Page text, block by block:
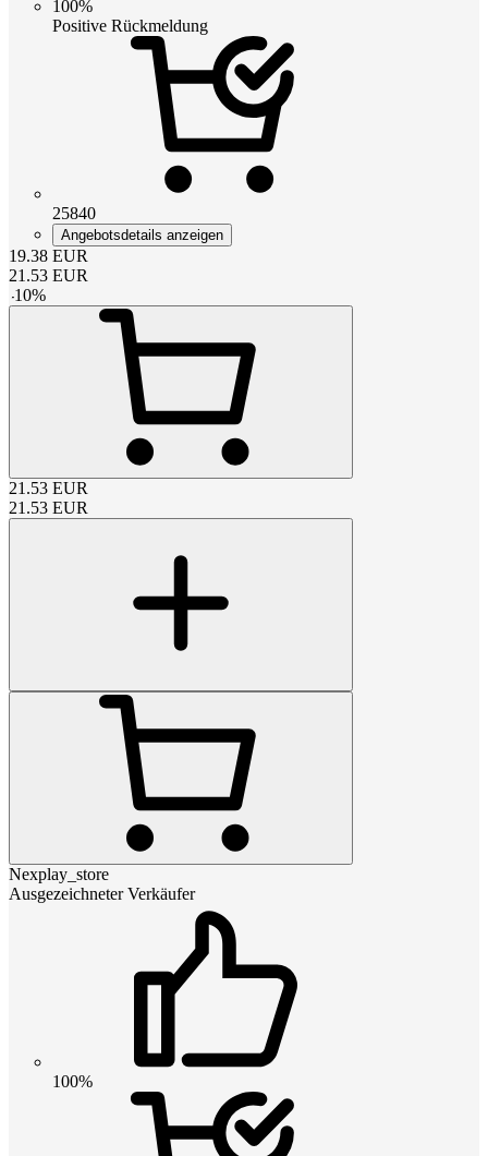
100%
Positive Rückmeldung
25840
Angebotsdetails anzeigen
19.38 EUR
21.53 EUR
-10%
21.53 EUR
21.53 EUR
Nexplay_store
Ausgezeichneter Verkäufer
100%